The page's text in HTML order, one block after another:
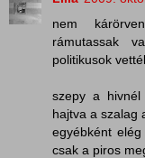
nem
rámutassak
politikusok
szepy a
hajtva a szalag
egyébként
csak a piros